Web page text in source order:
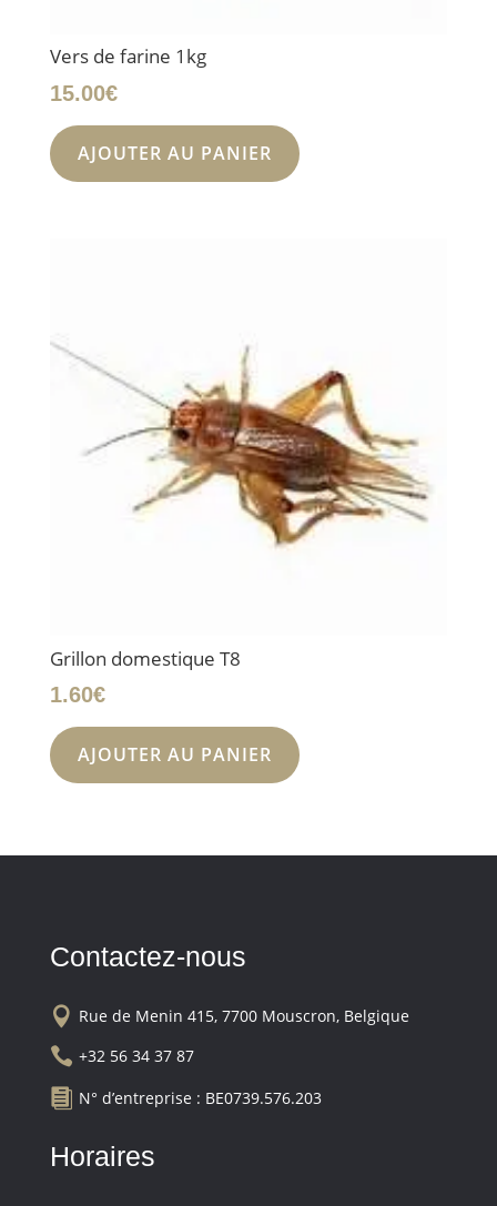
Vers de farine 1kg
15.00€
AJOUTER AU PANIER
Grillon domestique T8
1.60€
AJOUTER AU PANIER
Contactez-nous
 Rue de Menin 415, 7700 Mouscron, Belgique
 +32 56 34 37 87
 N° d’entreprise : BE0739.576.203
Horaires